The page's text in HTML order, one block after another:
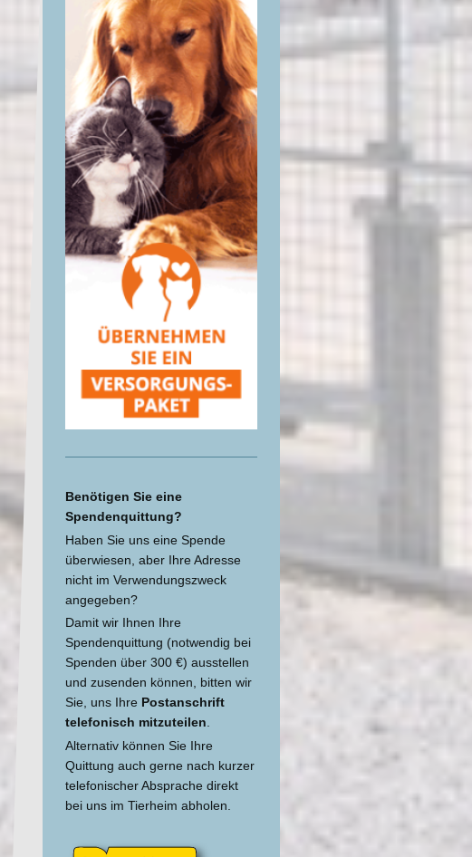
Benötigen Sie eine
Spendenquittung?
Haben Sie uns eine Spende
überwiesen, aber Ihre Adresse
nicht im Verwendungszweck
angegeben?
Damit wir Ihnen Ihre
Spendenquittung (notwendig bei
Spenden über 300 €) ausstellen
und zusenden können, bitten wir
Sie, uns Ihre Postanschrift
telefonisch mitzuteilen.
Alternativ können Sie Ihre
Quittung auch gerne nach kurzer
telefonischer Absprache direkt
bei uns im Tierheim abholen.